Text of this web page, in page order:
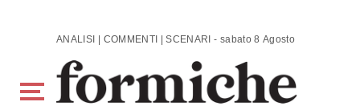
Skip to main content ANALISI | COMMENTI | SCENARI - sabato 8 Agosto 2026